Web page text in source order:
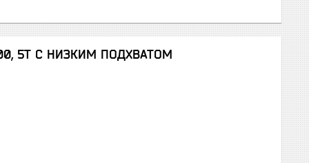
5Т С НИЗКИМ ПОДХВАТОМ